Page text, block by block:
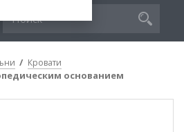
Кровати
основанием